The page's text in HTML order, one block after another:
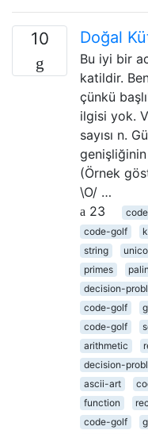
10 Doğal
Bu iyi bir
katildir.
çünkü
ilgisi yok.
sayısı n.
(Örnek
\O/ …
23
code-golf
string
primes
decision-
code-golf
code-golf
arithmetic
decision-
ascii-art
function
code-golf